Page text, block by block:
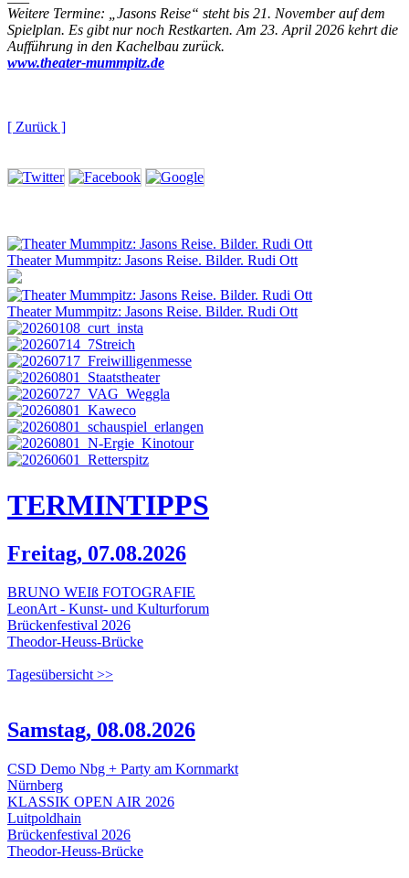
Weitere Termine: „Jasons Reise“ steht bis 21. November auf dem
Spielplan. Es gibt nur noch Restkarten. Am 23. April 2026 kehrt die
Aufführung in den Kachelbau zurück.
www.theater-mummpitz.de
[ Zurück ]
Theater Mummpitz: Jasons Reise. Bilder. Rudi Ott
Theater Mummpitz: Jasons Reise. Bilder. Rudi Ott
TERMINTIPPS
Freitag, 07.08.2026
BRUNO WEIß FOTOGRAFIE
LeonArt - Kunst- und Kulturforum
Brückenfestival 2026
Theodor-Heuss-Brücke
Tagesübersicht >>
Samstag, 08.08.2026
CSD Demo Nbg + Party am Kornmarkt
Nürnberg
KLASSIK OPEN AIR 2026
Luitpoldhain
Brückenfestival 2026
Theodor-Heuss-Brücke